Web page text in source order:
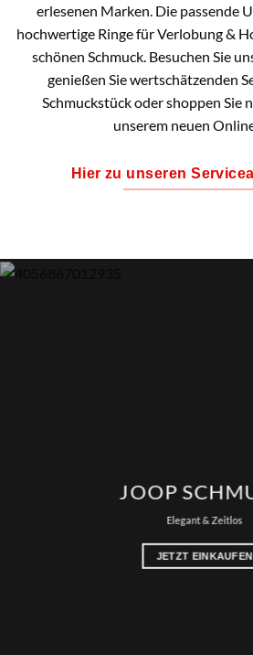
erlesenen Marken. Die passende
hochwertige Ringe für Verlobung &
schönen Schmuck. Besuchen Sie
genießen Sie wertschätzenden
Schmuckstück oder shoppen Sie
unserem neuen
Hier zu unseren
JOOP
Elegant & Zeitlos
JETZT EINKAUFEN